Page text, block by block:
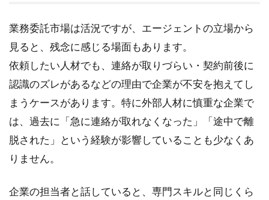
業務委託市場は活況ですが、エージェントの立場から
見ると、残念に感じる場面もあります。
依頼したい人材でも、連絡が取りづらい・契約前後に
認識のズレがあるなどの理由で企業が不安を抱えてし
まうケースがあります。特に外部人材に慎重な企業で
は、過去に「急に連絡が取れなくなった」「途中で離
脱された」という経験が影響していることも少なくあ
りません。
企業の担当者と話していると、専門スキルと同じくら